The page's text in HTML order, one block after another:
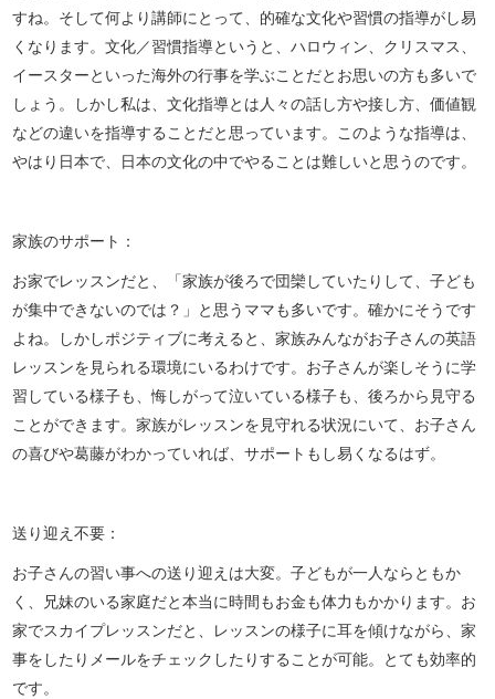
すね。そして何より講師にとって、的確な文化や習慣の指導がし易
くなります。文化／習慣指導というと、ハロウィン、クリスマス、
イースターといった海外の行事を学ぶことだとお思いの方も多いで
しょう。しかし私は、文化指導とは人々の話し方や接し方、価値観
などの違いを指導することだと思っています。このような指導は、
やはり日本で、日本の文化の中でやることは難しいと思うのです。
家族のサポート：
お家でレッスンだと、「家族が後ろで団欒していたりして、子ども
が集中できないのでは？」と思うママも多いです。確かにそうです
よね。しかしポジティブに考えると、家族みんながお子さんの英語
レッスンを見られる環境にいるわけです。お子さんが楽しそうに学
習している様子も、悔しがって泣いている様子も、後ろから見守る
ことができます。家族がレッスンを見守れる状況にいて、お子さん
の喜びや葛藤がわかっていれば、サポートもし易くなるはず。
送り迎え不要：
お子さんの習い事への送り迎えは大変。子どもが一人ならともか
く、兄妹のいる家庭だと本当に時間もお金も体力もかかります。お
家でスカイプレッスンだと、レッスンの様子に耳を傾けながら、家
事をしたりメールをチェックしたりすることが可能。とても効率的
です。